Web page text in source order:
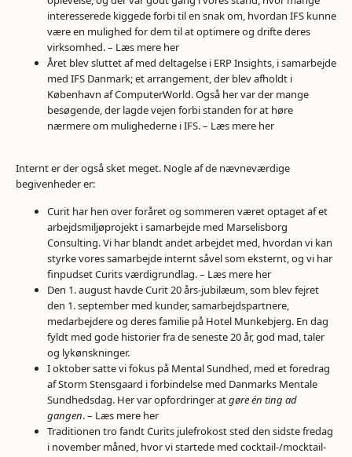
interesserede kiggede forbi til en snak om, hvordan IFS kunne
være en mulighed for dem til at optimere og drifte deres
virksomhed. – Læs mere her
Året blev sluttet af med deltagelse i ERP Insights, i samarbejde
med IFS Danmark; et arrangement, der blev afholdt i
København af ComputerWorld. Også her var der mange
besøgende, der lagde vejen forbi standen for at høre
nærmere om mulighederne i IFS. – Læs mere her
Internt er der også sket meget. Nogle af de nævneværdige
begivenheder er:
Curit har hen over foråret og sommeren været optaget af et
arbejdsmiljøprojekt i samarbejde med Marselisborg
Consulting. Vi har blandt andet arbejdet med, hvordan vi kan
styrke vores samarbejde internt såvel som eksternt, og vi har
finpudset Curits værdigrundlag. – Læs mere her
Den 1. august havde Curit 20 års-jubilæum, som blev fejret
den 1. september med kunder, samarbejdspartnere,
medarbejdere og deres familie på Hotel Munkebjerg. En dag
fyldt med gode historier fra de seneste 20 år, god mad, taler
og lykønskninger.
I oktober satte vi fokus på Mental Sundhed, med et foredrag
af Storm Stensgaard i forbindelse med Danmarks Mentale
Sundhedsdag. Her var opfordringer atgøre én ting ad
gangen. – Læs mere her
Traditionen tro fandt Curits julefrokost sted den sidste fredag
i november måned, hvor vi startede med cocktail-/mocktail-